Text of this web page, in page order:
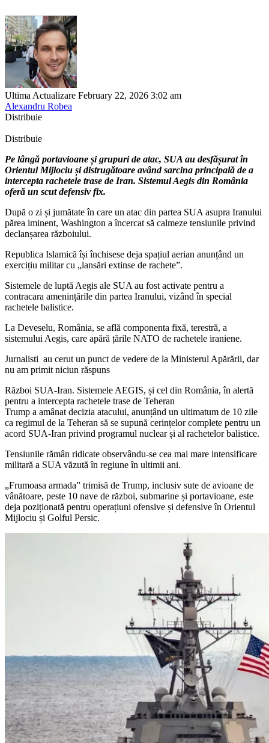
Ultima Actualizare February 22, 2026 3:02 am
Alexandru Robea
Distribuie
Distribuie
Pe lângă portavioane și grupuri de atac, SUA au desfășurat în
Orientul Mijlociu și distrugătoare având sarcina principală de a
intercepta rachetele trase de Iran. Sistemul Aegis din România
oferă un scut defensiv fix.
După o zi și jumătate în care un atac din partea SUA asupra Iranului
părea iminent, Washington a încercat să calmeze tensiunile privind
declanșarea războiului.
Republica Islamică își închisese deja spațiul aerian anunțând un
exercițiu militar cu „lansări extinse de rachete”.
Sistemele de luptă Aegis ale SUA au fost activate pentru a
contracara amenințările din partea Iranului, vizând în special
rachetele balistice.
La Deveselu, România, se află componenta fixă, terestră, a
sistemului Aegis, care apără țările NATO de rachetele iraniene.
Jurnalisti au cerut un punct de vedere de la Ministerul Apărării, dar
nu am primit niciun răspuns
Război SUA-Iran. Sistemele AEGIS, și cel din România, în alertă
pentru a intercepta rachetele trase de Teheran
Trump a amânat decizia atacului, anunțând un ultimatum de 10 zile
ca regimul de la Teheran să se supună cerințelor complete pentru un
acord SUA-Iran privind programul nuclear și al rachetelor balistice.
Tensiunile rămân ridicate observându-se cea mai mare intensificare
militară a SUA văzută în regiune în ultimii ani.
„Frumoasa armada” trimisă de Trump, inclusiv sute de avioane de
vânătoare, peste 10 nave de război, submarine și portavioane, este
deja poziționată pentru operațiuni ofensive și defensive în Orientul
Mijlociu și Golful Persic.